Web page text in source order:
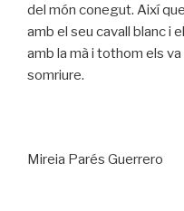
del món conegut. Així
amb el seu cavall blanc i
amb la mà i tothom els
somriure.
Mireia Parés Guerrero